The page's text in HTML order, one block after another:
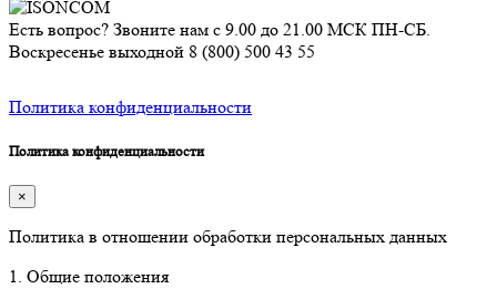
Есть вопрос? Звоните нам с 9.00 до 21.00 МСК ПН-СБ.
Воскресенье выходной 8 (800) 500 43 55
Политика конфиденциальности
Политика конфиденциальности
×
Политика в отношении обработки персональных данных
1. Общие положения